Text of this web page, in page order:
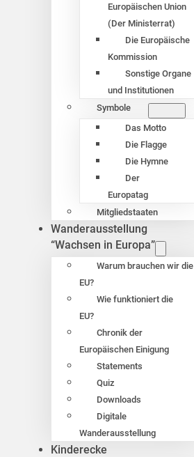
Europäischen Union
(Der Ministerrat)
Die Europäische
Kommission
Sonstige Organe
und Institutionen
Symbole
Das Motto
Die Flagge
Die Hymne
Der
Europatag
Mitgliedstaaten
Wanderausstellung
“Wachsen in Europa”
Warum brauchen wir die
EU?
Wie funktioniert die
EU?
Chronik der
Europäischen Einigung
Statements
Quiz
Downloads
Digitale
Wanderausstellung
Kinderecke